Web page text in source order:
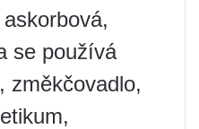
se používá
změkčovadlo,